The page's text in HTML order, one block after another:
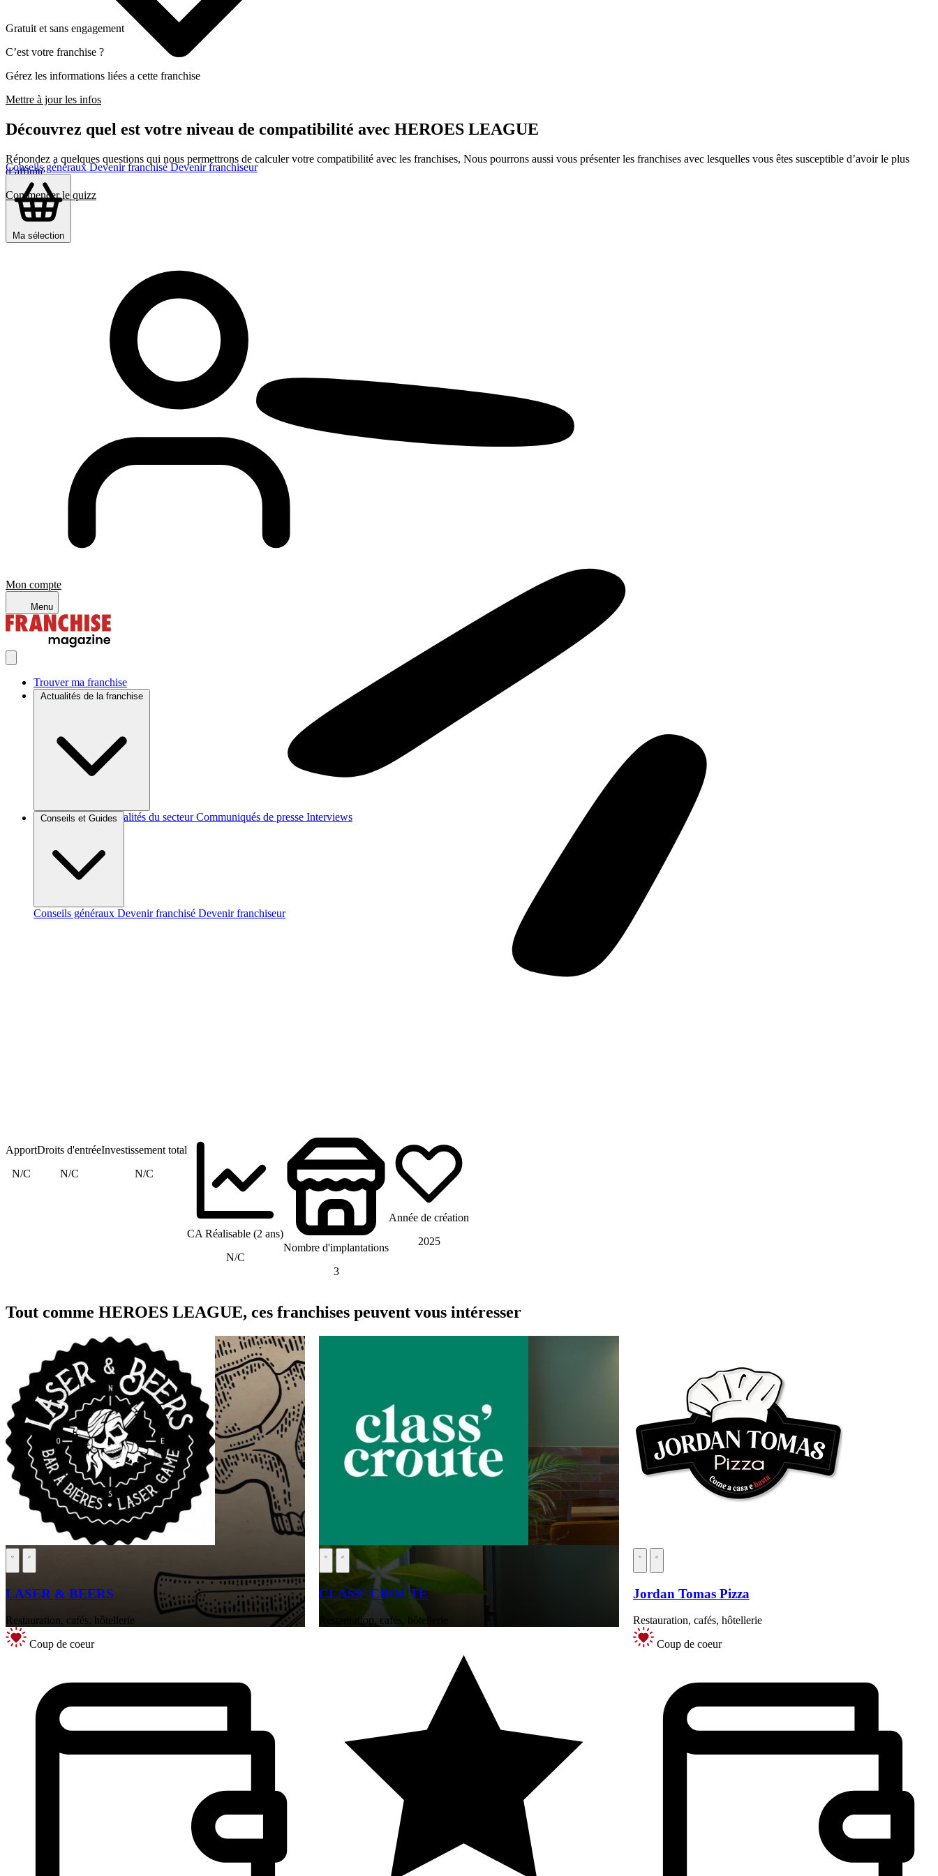
Conseils généraux Devenir franchisé Devenir franchiseur
Ma sélection
Mon compte
Menu
Trouver ma franchise
Actualités de la franchise
Brèves et actus Actualités du secteur Communiqués de presse Interviews
Conseils et Guides
Conseils généraux Devenir franchisé Devenir franchiseur
Gratuit et sans engagement
C’est votre franchise ?
Gérez les informations liées a cette franchise
Mettre à jour les infos
Découvrez quel est votre niveau de compatibilité avec HEROES LEAGUE
Répondez a quelques questions qui nous permettrons de calculer votre compatibilité avec les franchises, Nous pourrons aussi vous présenter les franchises avec lesquelles vous êtes susceptible d’avoir le plus
d’affinité
Commencer le quizz
Apport
N/C
Droits d'entrée
N/C
Investissement total
N/C
CA Réalisable (2 ans)
N/C
Nombre d'implantations
3
Année de création
2025
Tout comme HEROES LEAGUE, ces franchises peuvent vous intéresser
LASER & BEERS
Restauration, cafés, hôtellerie
Coup de coeur
CLASS' CROUTE
Restauration, cafés, hôtellerie
Jordan Tomas Pizza
Restauration, cafés, hôtellerie
Coup de coeur